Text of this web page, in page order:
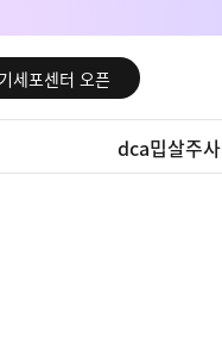
세포센터 오픈
세포센터 오픈
점 오픈
세포센터 오픈
dca밉살주사